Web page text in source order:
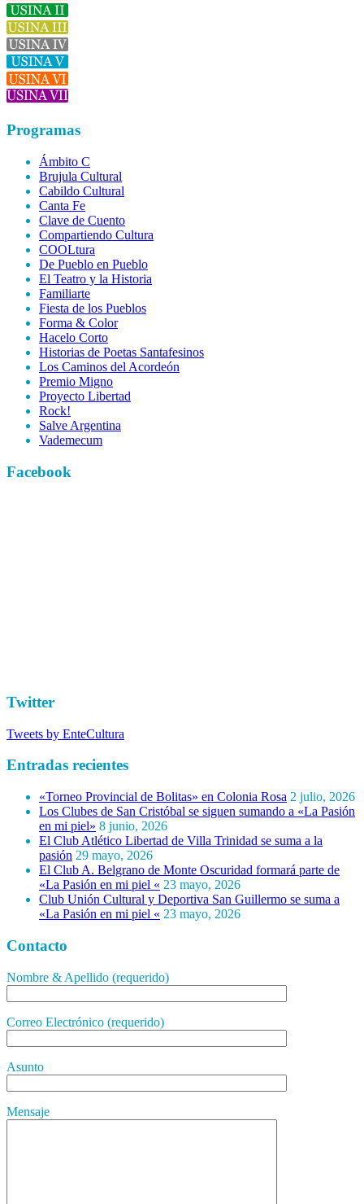
Programas
Ámbito C
Brujula Cultural
Cabildo Cultural
Canta Fe
Clave de Cuento
Compartiendo Cultura
COOLtura
De Pueblo en Pueblo
El Teatro y la Historia
Familiarte
Fiesta de los Pueblos
Forma & Color
Hacelo Corto
Historias de Poetas Santafesinos
Los Caminos del Acordeón
Premio Migno
Proyecto Libertad
Rock!
Salve Argentina
Vademecum
Facebook
Twitter
Tweets by EnteCultura
Entradas recientes
«Torneo Provincial de Bolitas» en Colonia Rosa 2 julio, 2026
Los Clubes de San Cristóbal se siguen sumando a «La Pasión
en mi piel» 8 junio, 2026
El Club Atlético Libertad de Villa Trinidad se suma a la
pasión 29 mayo, 2026
El Club A. Belgrano de Monte Oscuridad formará parte de
«La Pasión en mi piel « 23 mayo, 2026
Club Unión Cultural y Deportiva San Guillermo se suma a
«La Pasión en mi piel « 23 mayo, 2026
Contacto
Nombre & Apellido (requerido)
Correo Electrónico (requerido)
Asunto
Mensaje